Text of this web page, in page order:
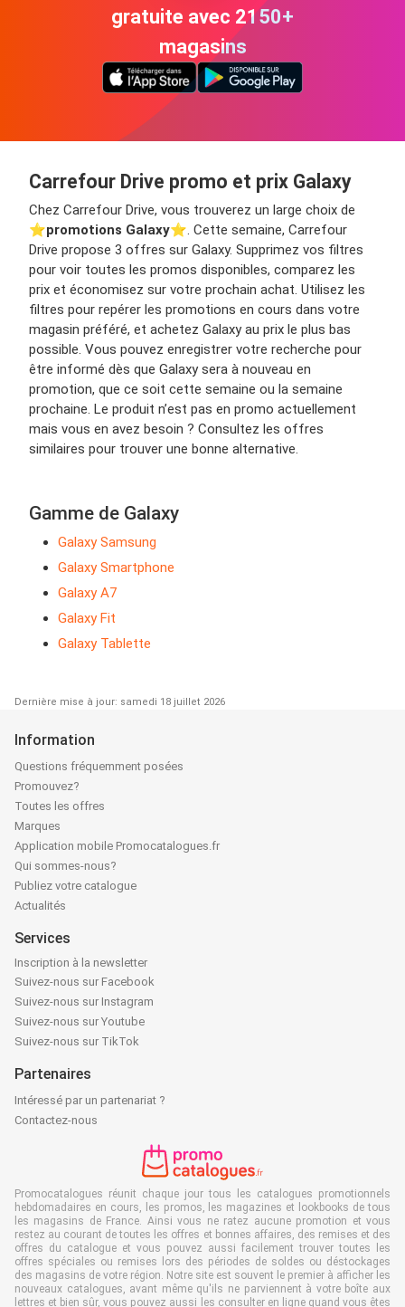
gratuite avec 2150+
magasins
Carrefour Drive promo et prix Galaxy
Chez Carrefour Drive, vous trouverez un large choix de
⭐️promotions Galaxy⭐️. Cette semaine, Carrefour
Drive propose 3 offres sur Galaxy. Supprimez vos filtres
pour voir toutes les promos disponibles, comparez les
prix et économisez sur votre prochain achat. Utilisez les
filtres pour repérer les promotions en cours dans votre
magasin préféré, et achetez Galaxy au prix le plus bas
possible. Vous pouvez enregistrer votre recherche pour
être informé dès que Galaxy sera à nouveau en
promotion, que ce soit cette semaine ou la semaine
prochaine. Le produit n’est pas en promo actuellement
mais vous en avez besoin ? Consultez les offres
similaires pour trouver une bonne alternative.
Gamme de Galaxy
Galaxy Samsung
Galaxy Smartphone
Galaxy A7
Galaxy Fit
Galaxy Tablette
Dernière mise à jour: samedi 18 juillet 2026
Information
Questions fréquemment posées
Promouvez?
Toutes les offres
Marques
Application mobile Promocatalogues.fr
Qui sommes-nous?
Publiez votre catalogue
Actualités
Services
Inscription à la newsletter
Suivez-nous sur Facebook
Suivez-nous sur Instagram
Suivez-nous sur Youtube
Suivez-nous sur TikTok
Partenaires
Intéressé par un partenariat ?
Contactez-nous
Promocatalogues réunit chaque jour tous les catalogues promotionnels
hebdomadaires en cours, les promos, les magazines et lookbooks de tous
les magasins de France. Ainsi vous ne ratez aucune promotion et vous
restez au courant de toutes les offres et bonnes affaires, des remises et des
offres du catalogue et vous pouvez aussi facilement trouver toutes les
offres spéciales ou remises lors des périodes de soldes ou déstockages
des magasins de votre région. Notre site est souvent le premier à afficher les
nouveaux catalogues, avant même qu'ils ne parviennent à votre boîte aux
lettres et bien sûr, vous pouvez aussi les consulter en ligne quand vous êtes